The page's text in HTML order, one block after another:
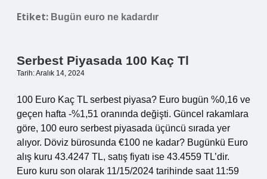
Etiket: Bugün euro ne kadardır
Serbest Piyasada 100 Kaç Tl
Tarih: Aralık 14, 2024
100 Euro Kaç TL serbest piyasa? Euro bugün %0,16 ve
geçen hafta -%1,51 oranında değişti. Güncel rakamlara
göre, 100 euro serbest piyasada üçüncü sırada yer
alıyor. Döviz bürosunda €100 ne kadar? Bugünkü Euro
alış kuru 43.4247 TL, satış fiyatı ise 43.4559 TL’dir.
Euro kuru son olarak 11/15/2024 tarihinde saat 11:59